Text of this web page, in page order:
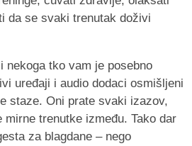
da se svaki trenutak doživi
nekoga tko vam je posebno
uređaji i audio dodaci osmišljeni
staze. Oni prate svaki izazov,
trenutke između. Tako dar
za blagdane – nego